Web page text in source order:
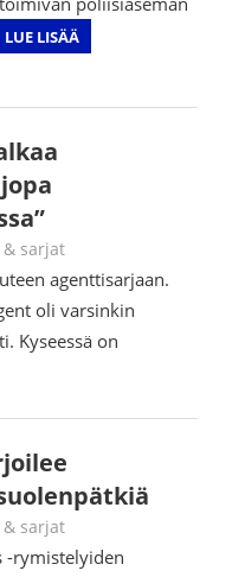
LUE LISÄÄ
& sarjat
agenttisarjaan.
oli varsinkin
Kyseessä on
& sarjat
-rymistelyiden